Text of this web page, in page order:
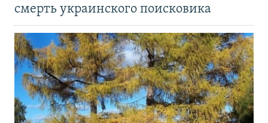
смерть украинского поисковика